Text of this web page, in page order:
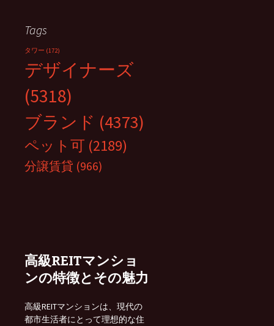
Tags
タワー (172)
デザイナーズ
(5318)
ブランド (4373)
ペット可 (2189)
分譲賃貸 (966)
高級REITマンショ
ンの特徴とその魅力
高級REITマンションは、現代の
都市生活者にとって理想的な住